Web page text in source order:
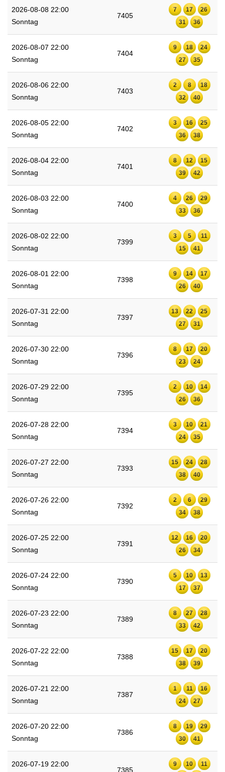
2026-08-08 22:00
Sonntag
7405
7 17
26
31
36
2026-08-07 22:00
Sonntag
7404
9 18
24
27
35
2026-08-06 22:00
Sonntag
7403
2 8
18
32
40
2026-08-05 22:00
Sonntag
7402
3 16
25
36
38
2026-08-04 22:00
Sonntag
7401
8 12
15
39
42
2026-08-03 22:00
Sonntag
7400
4 26
29
33
36
2026-08-02 22:00
Sonntag
7399
3 5
11
15
41
2026-08-01 22:00
Sonntag
7398
9 14
17
26
40
2026-07-31 22:00
Sonntag
7397
13 22
25
27
31
2026-07-30 22:00
Sonntag
7396
8 17
20
23
24
2026-07-29 22:00
Sonntag
7395
2 10
14
26
36
2026-07-28 22:00
Sonntag
7394
3 10
21
24
35
2026-07-27 22:00
Sonntag
7393
15 24
28
38
40
2026-07-26 22:00
Sonntag
7392
2 6
29
34
38
2026-07-25 22:00
Sonntag
7391
12 16
20
26
34
2026-07-24 22:00
Sonntag
7390
5 10
13
17
37
2026-07-23 22:00
Sonntag
7389
8 27
28
33
42
2026-07-22 22:00
Sonntag
7388
15 17
20
38
39
2026-07-21 22:00
Sonntag
7387
1 11
16
24
27
2026-07-20 22:00
Sonntag
7386
8 19
29
30
41
2026-07-19 22:00
7385
9 10 11